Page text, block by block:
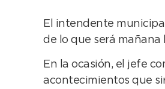
El intendente
de lo que será
En la ocasión, el jefe
acontecimientos que